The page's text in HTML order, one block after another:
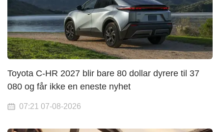
Toyota C-HR 2027 blir bare 80 dollar dyrere til 37
080 og får ikke en eneste nyhet
07:21 07-08-2026